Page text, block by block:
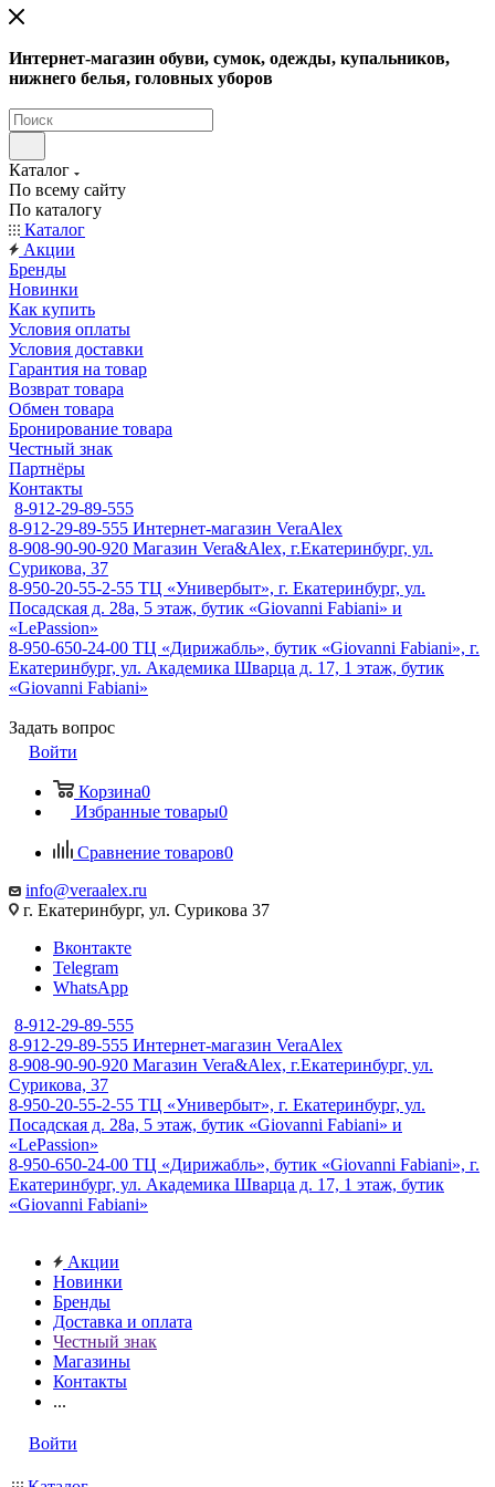
Интернет-магазин обуви, сумок, одежды, купальников,
нижнего белья, головных уборов
Каталог
По всему сайту
По каталогу
Каталог
Акции
Бренды
Новинки
Как купить
Условия оплаты
Условия доставки
Гарантия на товар
Возврат товара
Обмен товара
Бронирование товара
Честный знак
Партнёры
Контакты
8-912-29-89-555
8-912-29-89-555 Интернет-магазин VeraAlex
8-908-90-90-920 Магазин Vera&Alex, г.Екатеринбург, ул.
Сурикова, 37
8-950-20-55-2-55 ТЦ «Универбыт», г. Екатеринбург, ул.
Посадская д. 28а, 5 этаж, бутик «Giovanni Fabiani» и
«LePassion»
8-950-650-24-00 ТЦ «Дирижабль», бутик «Giovanni Fabiani», г.
Екатеринбург, ул. Академика Шварца д. 17, 1 этаж, бутик
«Giovanni Fabiani»
Задать вопрос
Войти
Корзина0
Избранные товары0
Сравнение товаров0
info@veraalex.ru
г. Екатеринбург, ул. Сурикова 37
Вконтакте
Telegram
WhatsApp
8-912-29-89-555
8-912-29-89-555 Интернет-магазин VeraAlex
8-908-90-90-920 Магазин Vera&Alex, г.Екатеринбург, ул.
Сурикова, 37
8-950-20-55-2-55 ТЦ «Универбыт», г. Екатеринбург, ул.
Посадская д. 28а, 5 этаж, бутик «Giovanni Fabiani» и
«LePassion»
8-950-650-24-00 ТЦ «Дирижабль», бутик «Giovanni Fabiani», г.
Екатеринбург, ул. Академика Шварца д. 17, 1 этаж, бутик
«Giovanni Fabiani»
Акции
Новинки
Бренды
Доставка и оплата
Честный знак
Магазины
Контакты
...
Войти